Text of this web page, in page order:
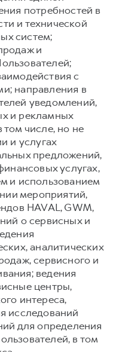
потребностей в
и технической
систем;
и
с
направления в
уведомлений,
и рекламных
числе, но не
и услугах
предложений,
услугах,
и использованием
мероприятий,
HAVAL, GWM,
о сервисных и
аналитических
сервисного и
ведения
центры,
интереса,
исследований
для определения
в том